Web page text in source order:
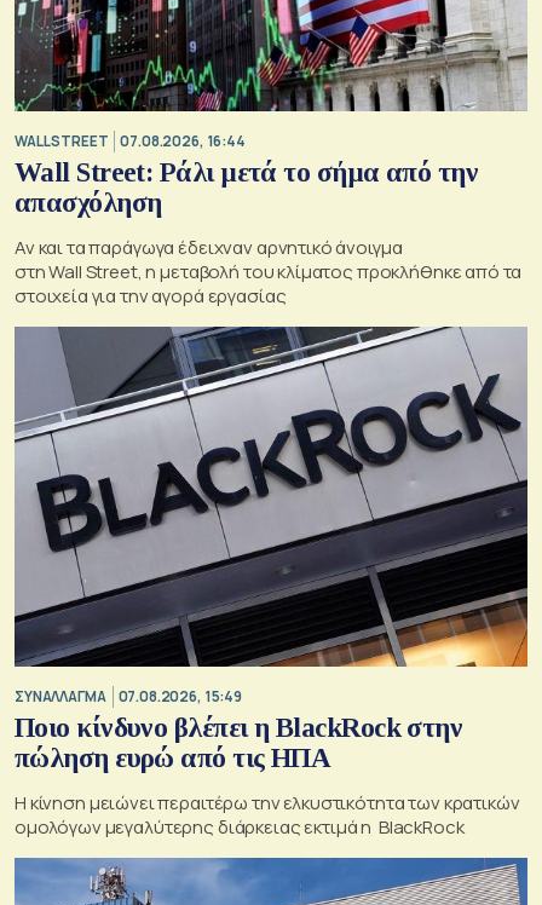
WALL STREET 07.08.2026, 16:44
Wall Street: Ράλι μετά το σήμα από την
απασχόληση
Αν και τα παράγωγα έδειχναν αρνητικό άνοιγμα
στη Wall Street, η μεταβολή του κλίματος προκλήθηκε από τα
στοιχεία για την αγορά εργασίας
ΣΥΝΑΛΛΑΓΜΑ 07.08.2026, 15:49
Ποιο κίνδυνο βλέπει η BlackRock στην
πώληση ευρώ από τις ΗΠΑ
Η κίνηση μειώνει περαιτέρω την ελκυστικότητα των κρατικών
ομολόγων μεγαλύτερης διάρκειας εκτιμά η BlackRock